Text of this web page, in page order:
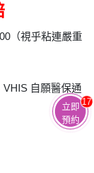
（視乎粘連嚴重
VHIS 自願醫保通
立即
預約
17